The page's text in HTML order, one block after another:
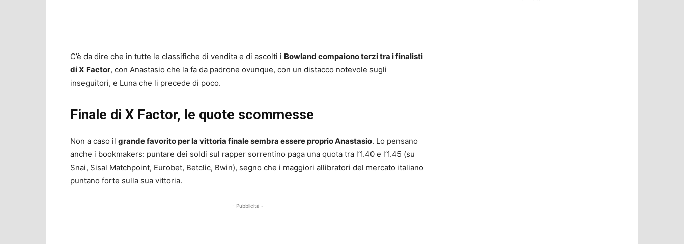
C’è da dire che in tutte le classifiche di vendita e di ascolti i Bowland compaiono terzi tra i finalisti
di X Factor, con Anastasio che la fa da padrone ovunque, con un distacco notevole sugli
inseguitori, e Luna che li precede di poco.
Finale di X Factor, le quote scommesse
Non a caso il grande favorito per la vittoria finale sembra essere proprio Anastasio. Lo pensano
anche i bookmakers: puntare dei soldi sul rapper sorrentino paga una quota tra l’1.40 e l’1.45 (su
Snai, Sisal Matchpoint, Eurobet, Betclic, Bwin), segno che i maggiori allibratori del mercato italiano
puntano forte sulla sua vittoria.
- Pubblicità -